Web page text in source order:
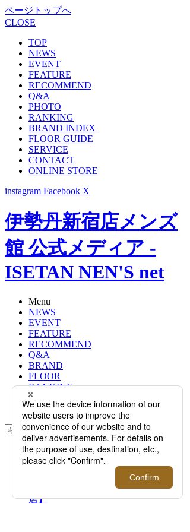
ページトップへ
CLOSE
TOP
NEWS
EVENT
FEATURE
RECOMMEND
Q&A
PHOTO
RANKING
BRAND INDEX
FLOOR GUIDE
SERVICE
CONTACT
ONLINE STORE
instagram Facebook X
伊勢丹新宿店メンズ
館 公式メディア -
ISETAN NEN'S net
Menu
NEWS
EVENT
FEATURE
RECOMMEND
Q&A
BRAND
FLOOR
RANKING
ONLINE STORE
SERVICE
検索
TOP
PHOTO
【6月1日(月)更新】＜PRADA＞
MEN’S POP UP STORE【伊勢丹新宿
店】